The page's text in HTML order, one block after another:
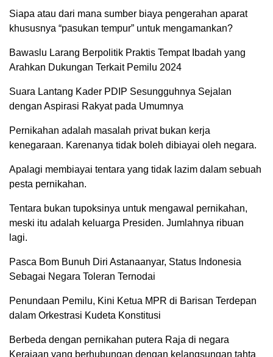
Siapa atau dari mana sumber biaya pengerahan aparat
khususnya “pasukan tempur” untuk mengamankan?
Bawaslu Larang Berpolitik Praktis Tempat Ibadah yang
Arahkan Dukungan Terkait Pemilu 2024
Suara Lantang Kader PDIP Sesungguhnya Sejalan
dengan Aspirasi Rakyat pada Umumnya
Pernikahan adalah masalah privat bukan kerja
kenegaraan. Karenanya tidak boleh dibiayai oleh negara.
Apalagi membiayai tentara yang tidak lazim dalam sebuah
pesta pernikahan.
Tentara bukan tupoksinya untuk mengawal pernikahan,
meski itu adalah keluarga Presiden. Jumlahnya ribuan
lagi.
Pasca Bom Bunuh Diri Astanaanyar, Status Indonesia
Sebagai Negara Toleran Ternodai
Penundaan Pemilu, Kini Ketua MPR di Barisan Terdepan
dalam Orkestrasi Kudeta Konstitusi
Berbeda dengan pernikahan putera Raja di negara
Kerajaan yang berhubungan dengan kelangsungan tahta